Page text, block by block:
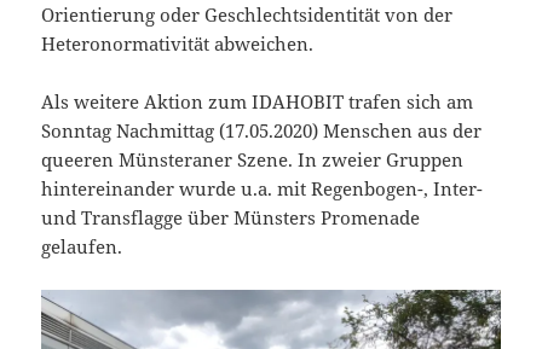
Orientierung oder Geschlechtsidentität von der
Heteronormativität abweichen.
Als weitere Aktion zum IDAHOBIT trafen sich am
Sonntag Nachmittag (17.05.2020) Menschen aus der
queeren Münsteraner Szene. In zweier Gruppen
hintereinander wurde u.a. mit Regenbogen-, Inter-
und Transflagge über Münsters Promenade
gelaufen.